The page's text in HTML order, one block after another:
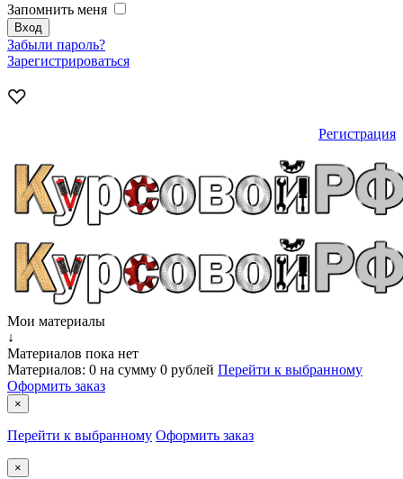
Запомнить меня
Забыли пароль?
Зарегистрироваться
Регистрация
Мои материалы
↓
Материалов пока нет
Материалов: 0 на сумму 0 рублей Перейти к выбранному
Оформить заказ
×
Перейти к выбранному Оформить заказ
×